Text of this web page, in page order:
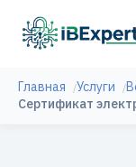
Главная Услуги
Сертификат